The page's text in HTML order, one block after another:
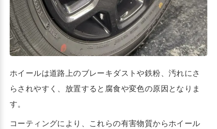
ホイールは道路上のブレーキダストや鉄粉、汚れにさ
らされやすく、放置すると腐食や変色の原因となりま
す。
コーティングにより、これらの有害物質からホイール